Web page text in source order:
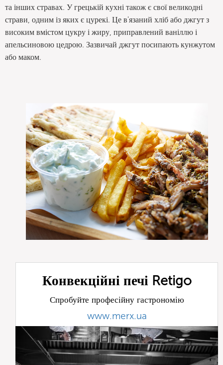
та інших стравах. У грецькій кухні також є свої великодні
страви, одним із яких є цурекі. Це в'язаний хліб або джгут з
високим вмістом цукру і жиру, приправлений ваніллю і
апельсиновою цедрою. Зазвичай джгут посипають кунжутом
або маком.
Конвекційні печі Retigo
Спробуйте професійну гастрономію
www.merx.ua